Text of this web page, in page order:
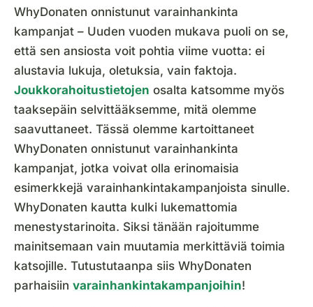
WhyDonaten onnistunut varainhankinta
kampanjat – Uuden vuoden mukava puoli on se,
että sen ansiosta voit pohtia viime vuotta: ei
alustavia lukuja, oletuksia, vain faktoja.
Joukkorahoitustietojen osalta katsomme myös
taaksepäin selvittääksemme, mitä olemme
saavuttaneet. Tässä olemme kartoittaneet
WhyDonaten onnistunut varainhankinta
kampanjat, jotka voivat olla erinomaisia
esimerkkejä varainhankintakampanjoista sinulle.
WhyDonaten kautta kulki lukemattomia
menestystarinoita. Siksi tänään rajoitumme
mainitsemaan vain muutamia merkittäviä toimia
katsojille. Tutustutaanpa siis WhyDonaten
parhaisiin varainhankintakampanjoihin!